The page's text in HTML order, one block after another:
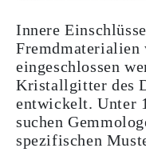
Innere
Fremdmaterialien
eingeschlossen
Kristallgitter des
entwickelt. Unter
suchen
spezifischen